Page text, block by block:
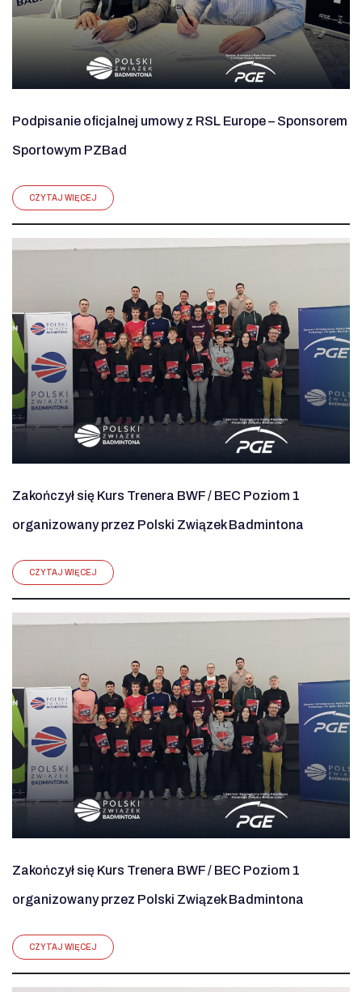
Podpisanie oficjalnej umowy z RSL Europe – Sponsorem
Sportowym PZBad
CZYTAJ WIĘCEJ
Zakończył się Kurs Trenera BWF / BEC Poziom 1
organizowany przez Polski Związek Badmintona
CZYTAJ WIĘCEJ
Zakończył się Kurs Trenera BWF / BEC Poziom 1
organizowany przez Polski Związek Badmintona
CZYTAJ WIĘCEJ